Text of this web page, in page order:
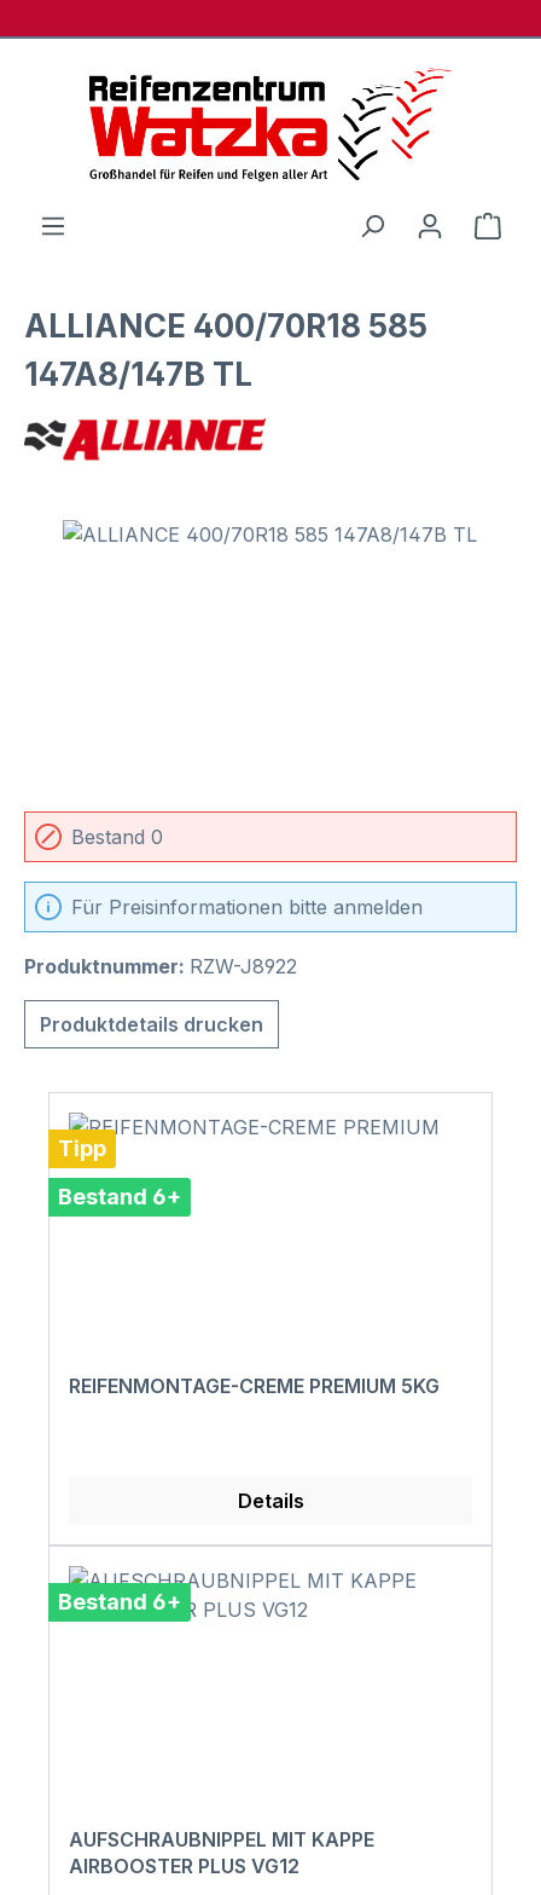
ALLIANCE 400/70R18 585
147A8/147B TL
Bildergalerie überspringen
Bestand 0
Für Preisinformationen bitte anmelden
Produktnummer: RZW-J8922
Produktdetails drucken
Tipp
Bestand 6+
REIFENMONTAGE-CREME PREMIUM 5KG
Details
Bestand 6+
AUFSCHRAUBNIPPEL MIT KAPPE
AIRBOOSTER PLUS VG12